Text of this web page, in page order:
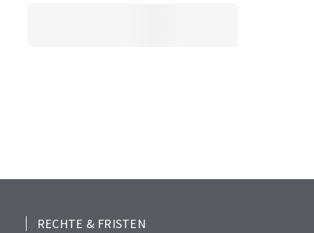
RECHTE & FRISTEN